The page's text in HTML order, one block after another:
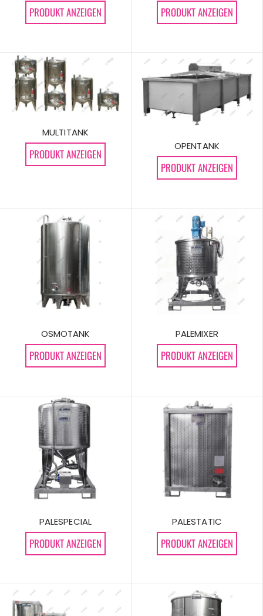
PRODUKT ANZEIGEN PRODUKT ANZEIGEN
MULTITANK
PRODUKT ANZEIGEN
OPENTANK
PRODUKT ANZEIGEN
OSMOTANK
PRODUKT ANZEIGEN
PALEMIXER
PRODUKT ANZEIGEN
PALESPECIAL
PRODUKT ANZEIGEN
PALESTATIC
PRODUKT ANZEIGEN